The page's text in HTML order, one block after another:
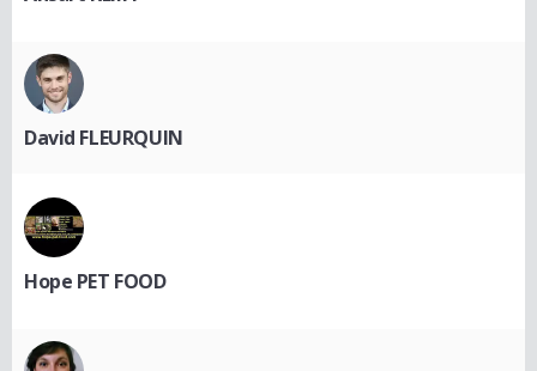
David FLEURQUIN
Hope PET FOOD